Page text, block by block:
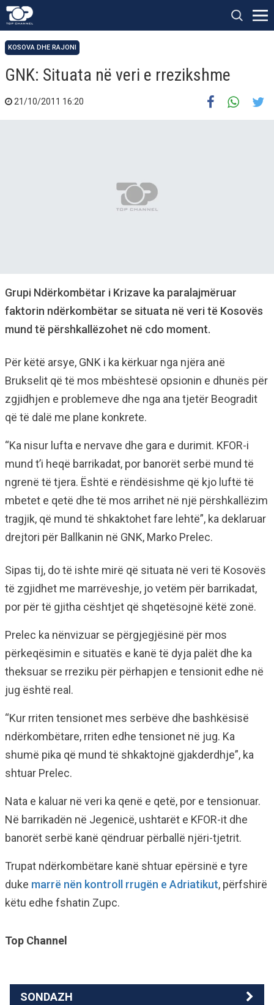
KOSOVA DHE RAJONI
GNK: Situata në veri e rrezikshme
21/10/2011 16:20
Grupi Ndërkombëtar i Krizave ka paralajmëruar
faktorin ndërkombëtar se situata në veri të Kosovës
mund të përshkallëzohet në cdo moment.
Për këtë arsye, GNK i ka kërkuar nga njëra anë
Brukselit që të mos mbështesë opsionin e dhunës për
zgjidhjen e problemeve dhe nga ana tjetër Beogradit
që të dalë me plane konkrete.
“Ka nisur lufta e nervave dhe gara e durimit. KFOR-i
mund t’i heqë barrikadat, por banorët serbë mund të
ngrenë të tjera. Është e rëndësishme që kjo luftë të
mbetet e qetë dhe të mos arrihet në një përshkallëzim
tragjik, që mund të shkaktohet fare lehtë”, ka deklaruar
drejtori për Ballkanin në GNK, Marko Prelec.
Sipas tij, do të ishte mirë që situata në veri të Kosovës
të zgjidhet me marrëveshje, jo vetëm për barrikadat,
por për të gjitha cështjet që shqetësojnë këtë zonë.
Prelec ka nënvizuar se përgjegjësinë për mos
përkeqësimin e situatës e kanë të dyja palët dhe ka
theksuar se rreziku për përhapjen e tensionit edhe në
jug është real.
“Kur rriten tensionet mes serbëve dhe bashkësisë
ndërkombëtare, rriten edhe tensionet në jug. Ka
shumë pika që mund të shkaktojnë gjakderdhje”, ka
shtuar Prelec.
Nata e kaluar në veri ka qenë e qetë, por e tensionuar.
Në barrikadën në Jegenicë, ushtarët e KFOR-it dhe
banorët serbë kanë qëndruar përballë njëri-tjetrit.
Trupat ndërkombëtare kanë shtuar epërsinë e tyre
duke marrë nën kontroll rrugën e Adriatikut, përfshirë
këtu edhe fshatin Zupc.
Top Channel
SONDAZH